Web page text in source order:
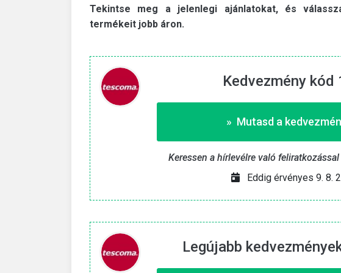
Tekintse meg a jelenlegi ajánlatokat, és
termékeit jobb áron.
Kedvezmény kód
» Mutasd a
Keressen a hírlevélre való
Eddig érvényes 9. 8.
Legújabb
Revolut
€25 bónusz új Revolut-számlához
Folytasd ezt az útmutatót, hogy jutalmakat
szerezhess a Revolut-számládra.
» Mutasd a kedvezményt «
Csak eddig érvényes 25. 8. 2026